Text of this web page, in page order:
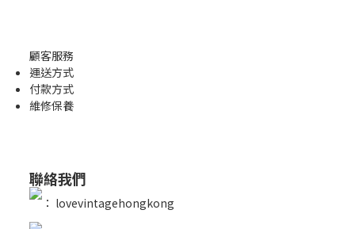
顧客服務
運送方式
付款方式
維修保養
聯絡我們
： lovevintagehongkong